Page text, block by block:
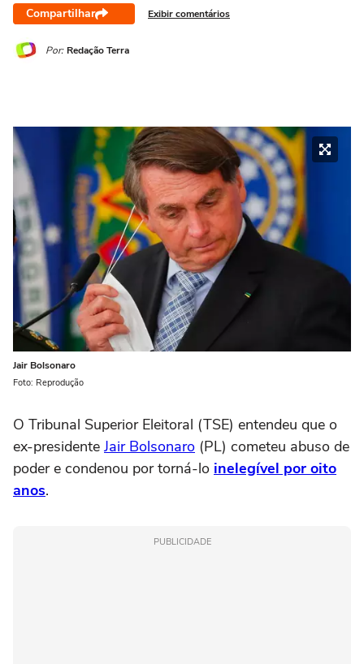
Compartilhar Exibir comentários
Por: Redação Terra
Jair Bolsonaro
Foto: Reprodução
O Tribunal Superior Eleitoral (TSE) entendeu que o
ex-presidente Jair Bolsonaro (PL) cometeu abuso de
poder e condenou por torná-lo inelegível por oito
anos.
PUBLICIDADE